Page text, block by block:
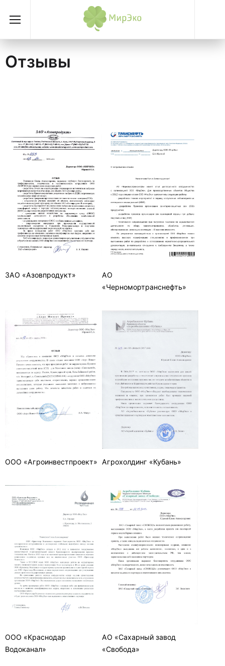
Отзывы
ЗАО «Азовпродукт»
АО
«Черномортранснефть»
ООО «Агроинвестпроект» Агрохолдинг «Кубань»
ООО «Краснодар
Водоканал»
АО «Сахарный завод
«Свобода»